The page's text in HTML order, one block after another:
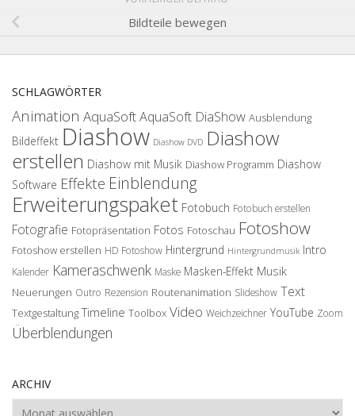
Bildteile bewegen
SCHLAGWÖRTER
Animation AquaSoftAquaSoft DiaShow Ausblendung
Bildeffekt Diashow Diashow DVD Diashow
erstellen Diashow mit Musik Diashow Programm Diashow
Software Effekte Einblendung
Erweiterungspaket Fotobuch Fotobuch erstellen
Fotografie Fotopräsentation Fotos Fotoschau Fotoshow
Fotoshow erstellen HD Fotoshow Hintergrund Hintergrundmusik Intro
Kalender Kameraschwenk Maske Masken-Effekt Musik
Neuerungen Outro Rezension Routenanimation Slideshow Text
Textgestaltung Timeline Toolbox Video Weichzeichner YouTube Zoom
Überblendungen
ARCHIV
Archiv